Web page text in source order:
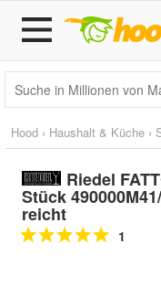
Hood › Haushalt & Küche ›
Riedel
Stück
reicht
1